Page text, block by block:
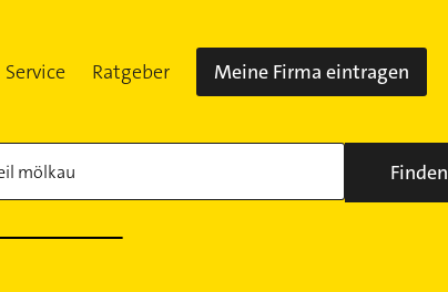
Service Ratgeber Meine Firma eintragen
Finden